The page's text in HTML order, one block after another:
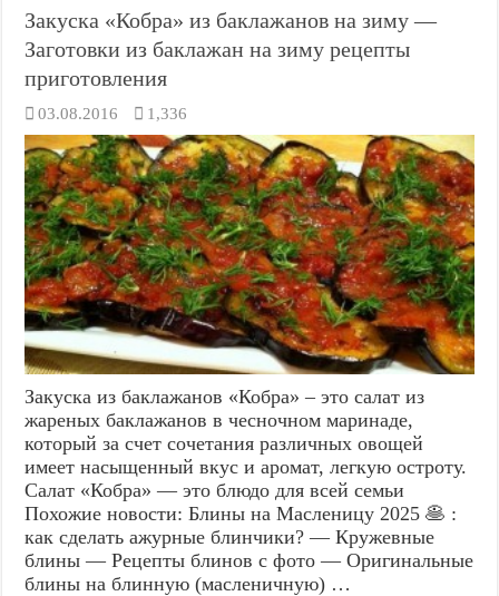
Закуска «Кобра» из баклажанов на зиму —
Заготовки из баклажан на зиму рецепты
приготовления
03.08.2016 1,336
Закуска из баклажанов «Кобра» – это салат из
жареных баклажанов в чесночном маринаде,
который за счет сочетания различных овощей
имеет насыщенный вкус и аромат, легкую остроту.
Салат «Кобра» — это блюдо для всей семьи
Похожие новости: Блины на Масленицу 2025 🥞 :
как сделать ажурные блинчики? — Кружевные
блины — Рецепты блинов с фото — Оригинальные
блины на блинную (масленичную) …